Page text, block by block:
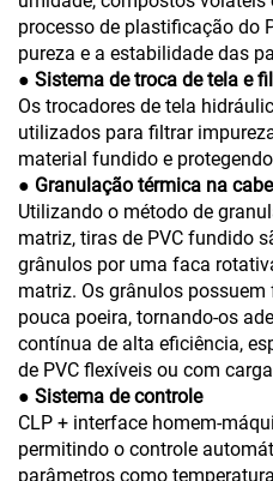
processo de plastificação do
pureza e a estabilidade das
● Sistema de troca de tela e
Os trocadores de tela
utilizados para filtrar
material fundido e
● Granulação térmica na
Utilizando o método de
matriz, tiras de PVC fundido
grânulos por uma faca
matriz. Os grânulos
pouca poeira, tornando-os
contínua de alta eficiência,
de PVC flexíveis ou com
● Sistema de controle
CLP + interface homem-
permitindo o controle
parâmetros como